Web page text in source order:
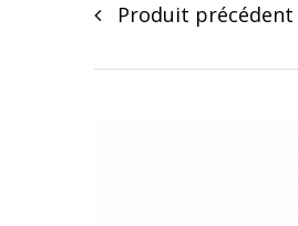
Post
Produit précédent